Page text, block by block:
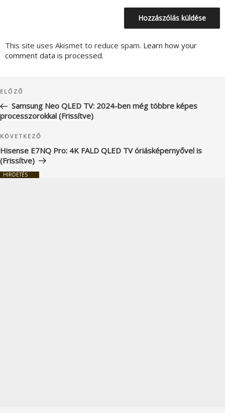
This site uses Akismet to reduce spam. Learn how your
comment data is processed.
navigáció
Korábbi
bejegyzés
ELŐZŐ
Samsung Neo QLED TV: 2024-ben még többre képes
processzorokkal (Frissítve)
Következő
bejegyzés
KÖVETKEZŐ
Hisense E7NQ Pro: 4K FALD QLED TV óriásképernyővel is
(Frissítve)
HIRDETÉS